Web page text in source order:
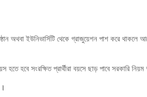
অথবা ইউনিভার্সিটি থেকে গ্রাজুয়েশন পাশ করে থাকলে
হবে সংরক্ষিত প্রার্থীরা বয়সে ছাড় পাবে সরকারি নিয়ম
।